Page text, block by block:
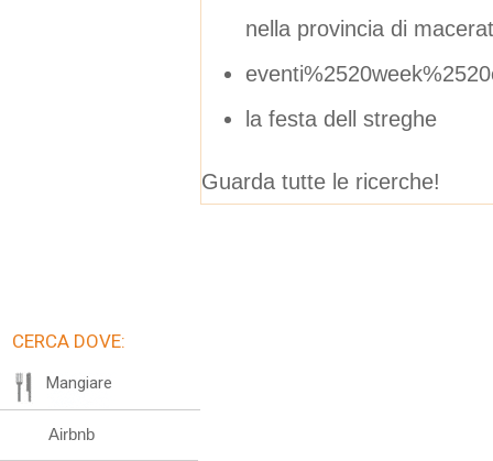
nella provincia di
la festa dell streghe
Guarda tutte le ricerche!
CERCA DOVE:
Mangiare
Airbnb